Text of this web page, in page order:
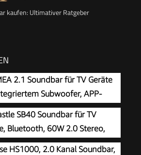
kaufen: Ultimativer Ratgeber
2.1 Soundbar für TV Geräte
Subwoofer, APP-
132W All-in-One PC
TV Lautsprecher mit
Bluetooth® 5.4, Opt/AUX,
SB40 Soundbar für TV
Bluetooth, 60W 2.0 Stereo,
HS1000, 2.0 Kanal Soundbar,